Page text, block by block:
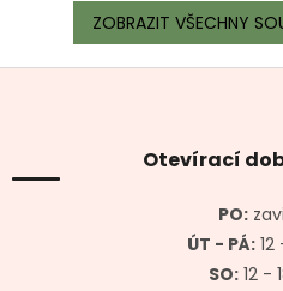
ZOBRAZIT VŠECHNY
Z
Otevírací
PO:
ÚT - PÁ:12
SO:12 -